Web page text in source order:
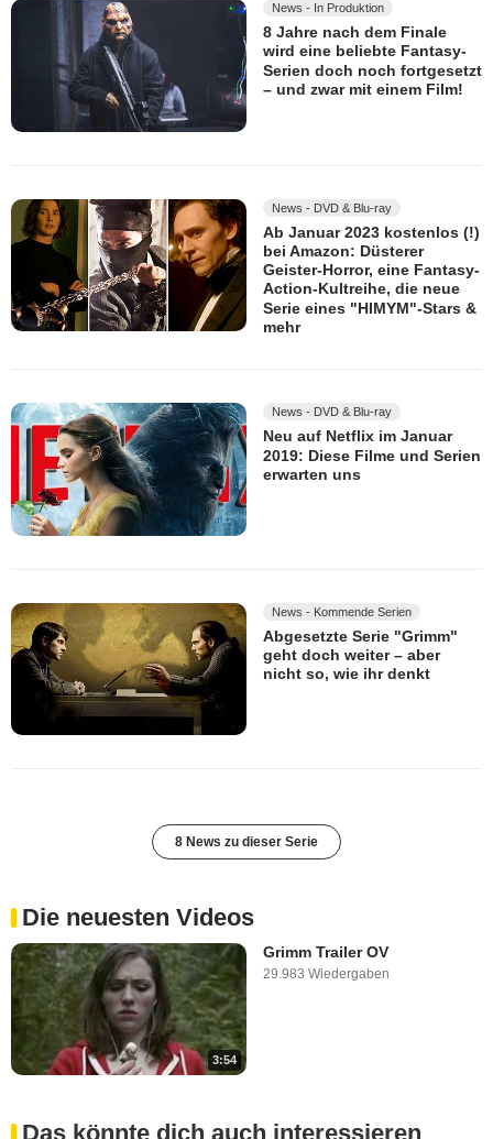
News - In Produktion
8 Jahre nach dem Finale
wird eine beliebte Fantasy-
Serien doch noch fortgesetzt
– und zwar mit einem Film!
News - DVD & Blu-ray
Ab Januar 2023 kostenlos (!)
bei Amazon: Düsterer
Geister-Horror, eine Fantasy-
Action-Kultreihe, die neue
Serie eines "HIMYM"-Stars &
mehr
News - DVD & Blu-ray
Neu auf Netflix im Januar
2019: Diese Filme und Serien
erwarten uns
News - Kommende Serien
Abgesetzte Serie "Grimm"
geht doch weiter – aber
nicht so, wie ihr denkt
8 News zu dieser Serie
Die neuesten Videos
3:54
Grimm Trailer OV
29.983 Wiedergaben
Das könnte dich auch interessieren